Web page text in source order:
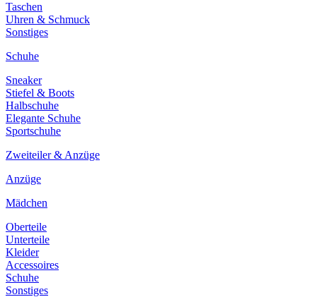
Taschen
Uhren & Schmuck
Sonstiges
Schuhe
Sneaker
Stiefel & Boots
Halbschuhe
Elegante Schuhe
Sportschuhe
Zweiteiler & Anzüge
Anzüge
Mädchen
Oberteile
Unterteile
Kleider
Accessoires
Schuhe
Sonstiges